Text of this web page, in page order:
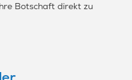
Botschaft direkt zu